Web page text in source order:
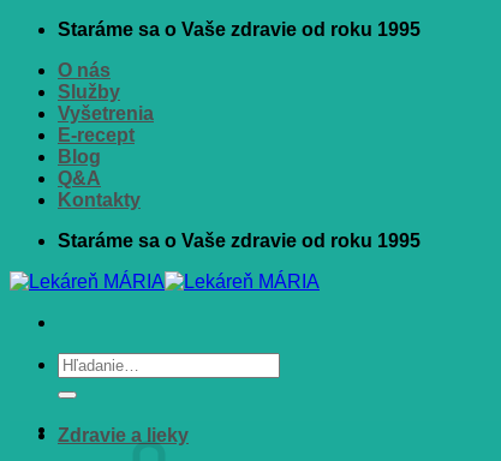
Skip
content
Staráme sa o Vaše zdravie od roku 1995
O nás
Služby
Vyšetrenia
E-recept
Blog
Q&A
Kontakty
Staráme sa o Vaše zdravie od roku 1995
Hľadať:
Zdravie a lieky